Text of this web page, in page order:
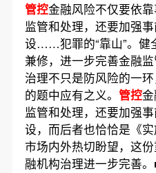
管控金融风险不仅要依
监管和处理，还要加强
设……犯罪的“靠山”。健
兼修，进一步完善金融
治理不只是防风险的一
的题中应有之义。 管控
监管和处理，还要加强
设，而后者也恰恰是《
市场内外热切盼望，这
融机构治理进一步完善